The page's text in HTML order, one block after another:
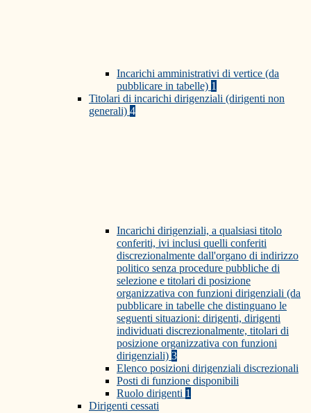
Incarichi amministrativi di vertice (da
pubblicare in tabelle) 1
Titolari di incarichi dirigenziali (dirigenti non
generali) 4
Incarichi dirigenziali, a qualsiasi titolo
conferiti, ivi inclusi quelli conferiti
discrezionalmente dall'organo di indirizzo
politico senza procedure pubbliche di
selezione e titolari di posizione
organizzativa con funzioni dirigenziali (da
pubblicare in tabelle che distinguano le
seguenti situazioni: dirigenti, dirigenti
individuati discrezionalmente, titolari di
posizione organizzativa con funzioni
dirigenziali) 3
Elenco posizioni dirigenziali discrezionali
Posti di funzione disponibili
Ruolo dirigenti 1
Dirigenti cessati